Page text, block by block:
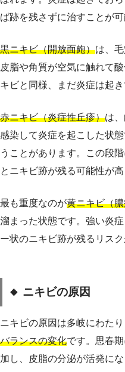
ば跡を残さずに治すことが可
黒ニキビ（開放面皰）は、
皮脂や角質が空気に触れて
キビと同様、まだ炎症は起き
赤ニキビ（炎症性丘疹）は
感染して炎症を起こした状
うことがあります。この段
とニキビ跡が残る可能性が高
最も重度なのが黄ニキビ（
溜まった状態です。強い炎
ー状のニキビ跡が残るリスク
🔸 ニキビの原因
ニキビの原因は多岐にわた
バランスの変化です。思春
加し、皮脂の分泌が活発に